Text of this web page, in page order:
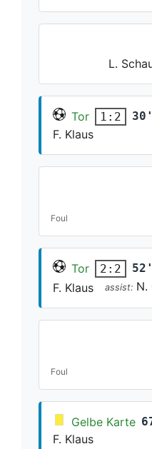
L.
Tor 1:2 30'
F. Klaus
Foul
Tor 2:2 52'
F. Klaus assist: N.
Foul
Gelbe Karte
F. Klaus